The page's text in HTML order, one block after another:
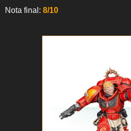
Nota final: 8/10